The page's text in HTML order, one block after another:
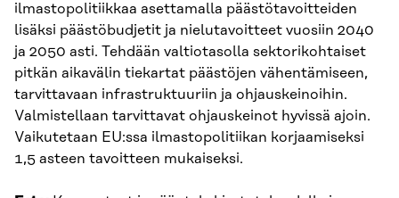
ilmastopolitiikkaa asettamalla päästötavoitteiden
lisäksi päästöbudjetit ja nielutavoitteet vuosiin 2040
ja 2050 asti. Tehdään valtiotasolla sektorikohtaiset
pitkän aikavälin tiekartat päästöjen vähentämiseen,
tarvittavaan infrastruktuuriin ja ohjauskeinoihin.
Valmistellaan tarvittavat ohjauskeinot hyvissä ajoin.
Vaikutetaan EU:ssa ilmastopolitiikan korjaamiseksi
1,5 asteen tavoitteen mukaiseksi.